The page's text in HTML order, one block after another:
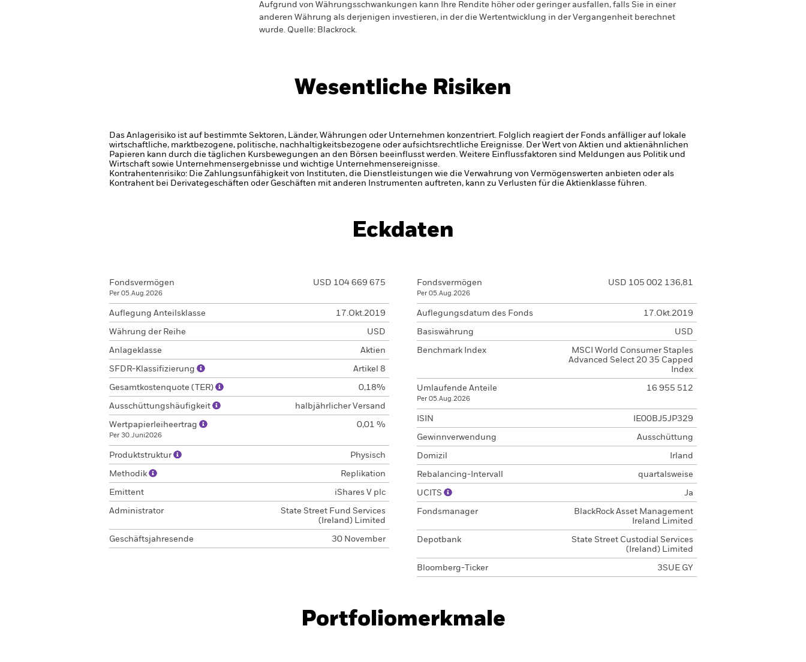
Aufgrund von Währungsschwankungen kann Ihre Rendite höher oder geringer ausfallen, falls Sie in einer
anderen Währung als derjenigen investieren, in der die Wertentwicklung in der Vergangenheit berechnet
wurde. Quelle: Blackrock.
Wesentliche Risiken
Das Anlagerisiko ist auf bestimmte Sektoren, Länder, Währungen oder Unternehmen konzentriert. Folglich reagiert der Fonds anfälliger auf lokale
wirtschaftliche, marktbezogene, politische, nachhaltigkeitsbezogene oder aufsichtsrechtliche Ereignisse. Der Wert von Aktien und aktienähnlichen
Papieren kann durch die täglichen Kursbewegungen an den Börsen beeinflusst werden. Weitere Einflussfaktoren sind Meldungen aus Politik und
Wirtschaft sowie Unternehmensergebnisse und wichtige Unternehmensereignisse.
Kontrahentenrisiko: Die Zahlungsunfähigkeit von Instituten, die Dienstleistungen wie die Verwahrung von Vermögenswerten anbieten oder als
Kontrahent bei Derivategeschäften oder Geschäften mit anderen Instrumenten auftreten, kann zu Verlusten für die Aktienklasse führen.
Eckdaten
Fondsvermögen
Per 05.Aug.2026
USD 104 669 675
Auflegung Anteilsklasse 17.Okt.2019
Währung der Reihe USD
Anlageklasse Aktien
SFDR-Klassifizierung Artikel 8
Gesamtkostenquote (TER) 0,18%
Ausschüttungshäufigkeit halbjährlicher Versand
Wertpapierleiheertrag
Per 30.Juni2026
0,01 %
Produktstruktur Physisch
Methodik Replikation
Emittent iShares V plc
Administrator
State Street Fund Services
(Ireland) Limited
Geschäftsjahresende 30 November
Fondsvermögen
Per 05.Aug.2026
USD 105 002 136,81
Auflegungsdatum des Fonds 17.Okt.2019
Basiswährung USD
Benchmark Index
MSCI World Consumer Staples
Advanced Select 20 35 Capped
Index
Umlaufende Anteile
Per 05.Aug.2026
16 955 512
ISIN IE00BJ5JP329
Gewinnverwendung Ausschüttung
Domizil Irland
Rebalancing-Intervall quartalsweise
UCITS Ja
Fondsmanager
BlackRock Asset Management
Ireland Limited
Depotbank
State Street Custodial Services
(Ireland) Limited
Bloomberg-Ticker 3SUE GY
Portfoliomerkmale